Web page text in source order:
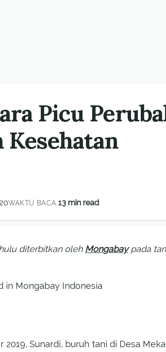
Picu
WAKTU BACA 13 min read
diterbitkan oleh Mongabaypada
in Mongabay Indonesia
Sunardi, buruh tani di Desa